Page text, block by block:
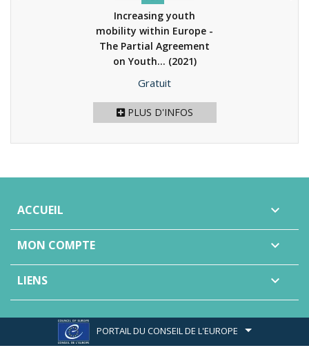
Increasing youth
mobility within Europe -
The Partial Agreement
on Youth... (2021)
Prix
Gratuit
PLUS D'INFOS
ACCUEIL 
MON COMPTE 
LIENS 
PORTAIL DU CONSEIL DE L'EUROPE